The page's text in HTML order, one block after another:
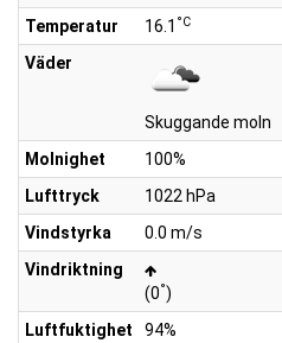
Temperatur
16.1 °C
Väder
Skuggande moln
Molnighet
100%
Lufttryck
1022 hPa
Vindstyrka
0.0 m/s
Vindriktning
(0°)
Luftfuktighet
94%